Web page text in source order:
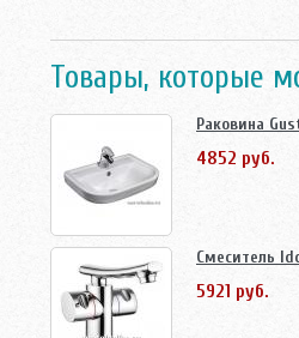
Товары, которые
Раковина
4852 руб.
Смеситель
5921 руб.